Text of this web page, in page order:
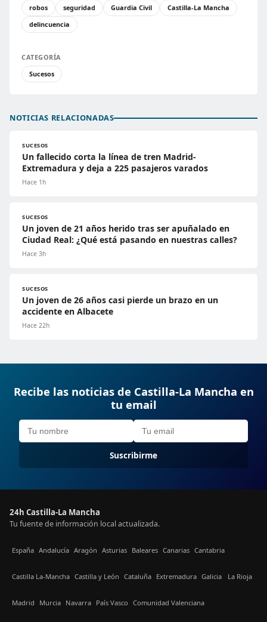
robos
seguridad Guardia Civil
Castilla-La Mancha
delincuencia
CATEGORÍA
Sucesos
NOTICIAS RELACIONADAS
SUCESOS
Un fallecido corta la línea de tren Madrid-
Extremadura y deja a 225 pasajeros varados
Hace 1h
SUCESOS
Un joven de 21 años herido tras ser apuñalado en
Ciudad Real: ¿Qué está pasando en nuestras calles?
Hace 3h
SUCESOS
Un joven de 26 años casi pierde un brazo en un
accidente en Albacete
Hace 22h
Recibe las noticias de Castilla-La Mancha en
tu email
Suscribirme
24h Castilla-La Mancha
Tu fuente de información local actualizada.
España Andalucía Aragón Asturias Baleares Canarias Cantabria
Castilla La-Mancha Castilla y León Cataluña Extremadura Galicia La Rioja
Madrid Murcia Navarra País Vasco Comunidad Valenciana